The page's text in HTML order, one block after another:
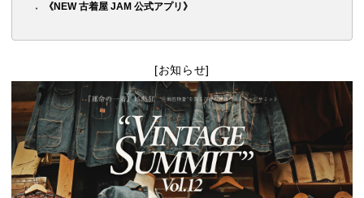
《NEW 古着屋 JAM 公式アプリ》
[お知らせ]